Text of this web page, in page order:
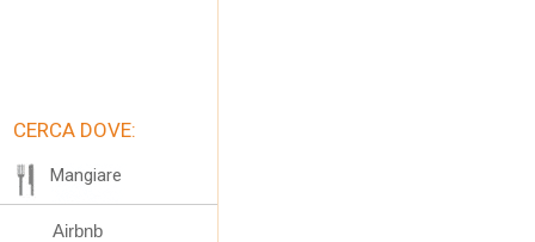
CERCA DOVE:
Mangiare
Airbnb